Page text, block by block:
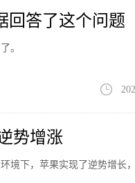
回答了这个问题
。
势增涨
境下，苹果实现了逆势增长